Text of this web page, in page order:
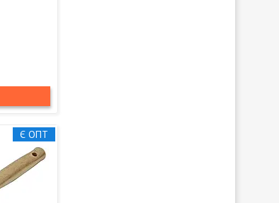
Є ОПТ